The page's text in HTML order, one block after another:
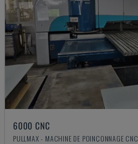
6000 CNC
PULLMAX - MACHINE DE POINÇONNAGE CNC